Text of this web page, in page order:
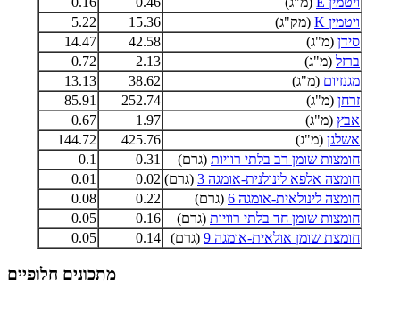
ויטמין K
(מק"ג) 15.36
5.22
סידן (מ"ג) 42.58
14.47
ברזל (מ"ג) 2.13
0.72
מגנזיום (מ"ג) 38.62
13.13
זרחן (מ"ג) 252.74
85.91
אבץ (מ"ג) 1.97
0.67
אשלגן (מ"ג) 425.76
144.72
חומצות שומן רב בלתי רוויות (גרם) 0.31
0.1
חומצה אלפא לינולנית-אומגה 3
(גרם) 0.02
0.01
חומצה לינולאית-אומגה 6
(גרם) 0.22
0.08
חומצות שומן חד בלתי רוויות (גרם) 0.16
0.05
חומצת שומן אולאית-אומגה 9
(גרם) 0.14
0.05
מתכונים חלופיים